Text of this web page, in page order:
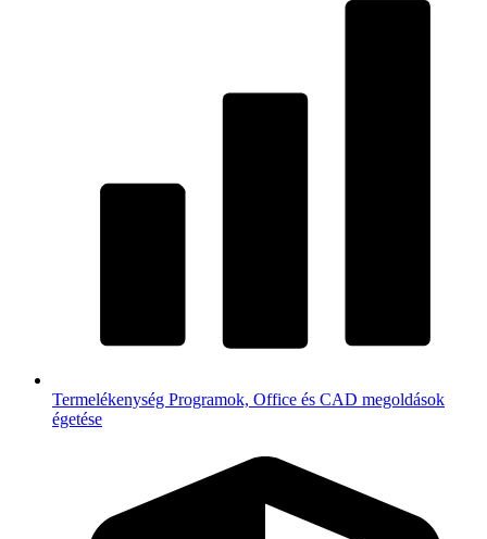
Termelékenység Programok, Office és CAD megoldások
égetése